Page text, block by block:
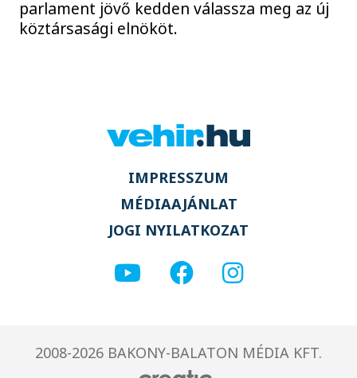
parlament jövő kedden válassza meg az új
köztársasági elnököt.
IMPRESSZUM
MÉDIAAJÁNLAT
JOGI NYILATKOZAT
2008-2026 BAKONY-BALATON MÉDIA KFT.